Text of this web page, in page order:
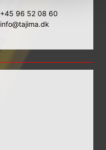
+45 96 52 08 60
info@tajima.dk